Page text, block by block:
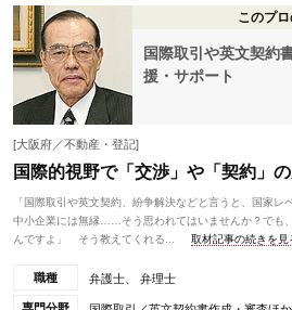
このプ
国際取引や英文契約
援・サポート
[大阪府／不動産・登記]
国際的視野で「交渉」や「契約」
「国際取引や英文契約、紛争解決などと言うと、国家
中小企業には無縁……そう思われてはいませんか？でも
んですよ」 そう教えてくれる...
取材記事の続きを
職種 弁護士、 弁理士